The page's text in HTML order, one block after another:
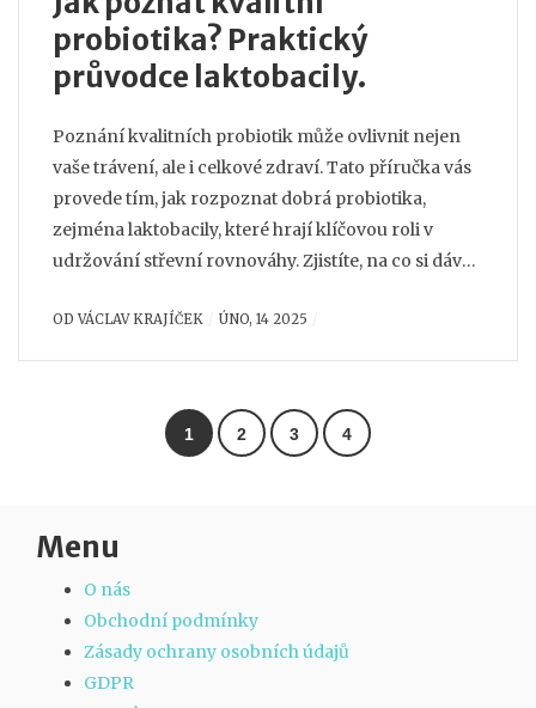
probiotika? Praktický
průvodce laktobacily.
Poznání kvalitních probiotik může ovlivnit nejen
vaše trávení, ale i celkové zdraví. Tato příručka vás
provede tím, jak rozpoznat dobrá probiotika,
zejména laktobacily, které hrají klíčovou roli v
udržování střevní rovnováhy. Zjistíte, na co si dávat
očekávat a jaké jsou doporučené dávky. Zůstaňte v
ODVÁCLAV KRAJÍČEK ÚNO, 14 2025
1 2 3 4
Menu
O nás
Obchodní podmínky
Zásady ochrany osobních údajů
GDPR